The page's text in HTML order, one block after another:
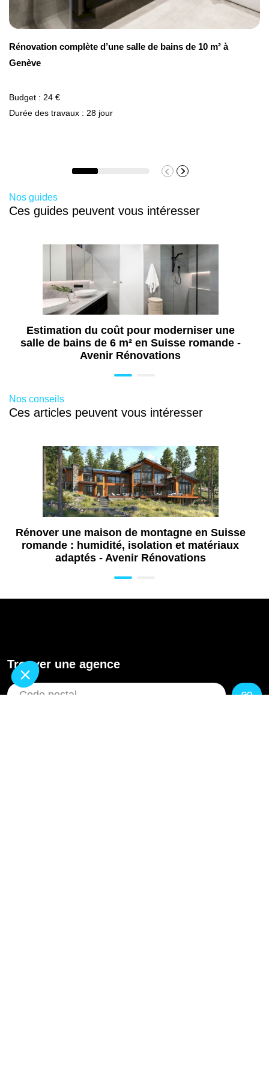
Une porte vitrée peut-elle être personnalisée ?
Absolument, vous pouvez choisir la forme, la
couleur, le type de vitrage et les motifs décoratifs.
pour un modèle unique et parfaitement adapté à
votre style.
Rénovation complète d’une salle de bains de 10 m² à
Genève
Budget : 24 €
Durée des travaux : 28 jour
Nos guides
Ces guides peuvent vous intéresser
Estimation du coût pour moderniser une
salle de bains de 6 m² en Suisse romande -
Avenir Rénovations
Nos conseils
Ces articles peuvent vous intéresser
Rénover une maison de montagne en Suisse
romande : humidité, isolation et matériaux
adaptés - Avenir Rénovations
Trouver une agence
GO